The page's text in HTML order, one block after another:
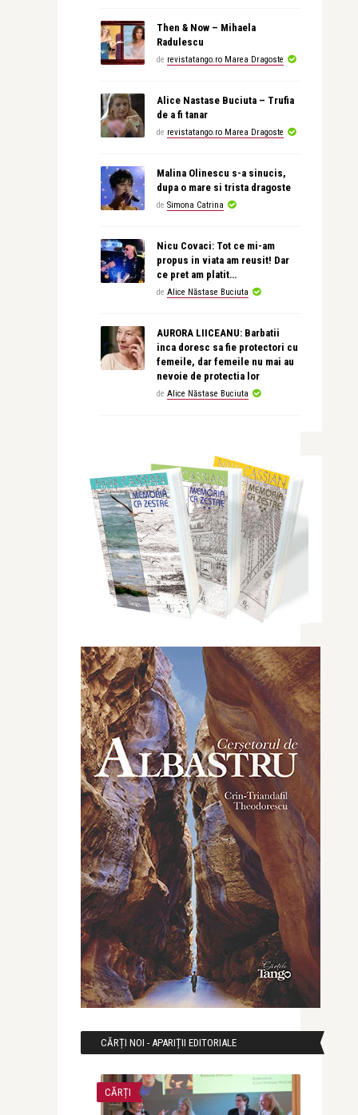
Then & Now – Mihaela
Radulescu
de revistatango.ro Marea Dragoste
Alice Nastase Buciuta – Trufia
de a fi tanar
de revistatango.ro Marea Dragoste
Malina Olinescu s-a sinucis,
dupa o mare si trista dragoste
de Simona Catrina
Nicu Covaci: Tot ce mi-am
propus in viata am reusit! Dar
ce pret am platit…
de Alice Năstase Buciuta
AURORA LIICEANU: Barbatii
inca doresc sa fie protectori cu
femeile, dar femeile nu mai au
nevoie de protectia lor
de Alice Năstase Buciuta
CĂRȚI NOI - APARIȚII EDITORIALE
CĂRȚI